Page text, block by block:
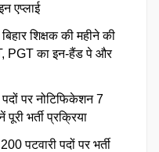
एप्लाई
शिक्षक की महीने की
PGT का इन-हैंड पे और
पर नोटिफिकेशन 7
भर्ती प्रक्रिया
पटवारी पदों पर भर्ती